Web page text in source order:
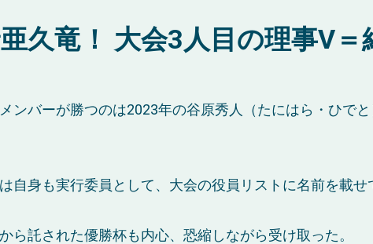
久竜！ 大会3人目の理事V＝
ンバーが勝つのは2023年の谷原秀人（たにはら・ひで
は自身も実行委員として、大会の役員リストに名前を載
ら託された優勝杯も内心、恐縮しながら受け取った。